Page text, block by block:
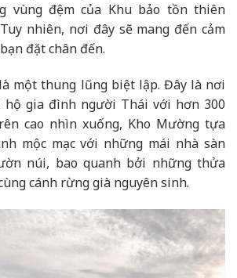
vùng đệm của Khu bảo tồn thiên
nhiên, nơi đây sẽ mang đến cảm
đặt chân đến.
một thung lũng biệt lập. Đây là nơi
hộ gia đình người Thái với hơn 300
cao nhìn xuống, Kho Mường tựa
mộc mạc với những mái nhà sàn
núi, bao quanh bởi những thửa
cánh rừng già nguyên sinh.